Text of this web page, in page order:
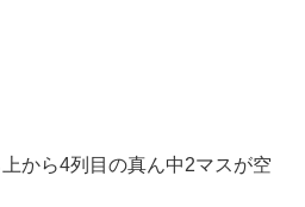
から4列目の真ん中2マスが空